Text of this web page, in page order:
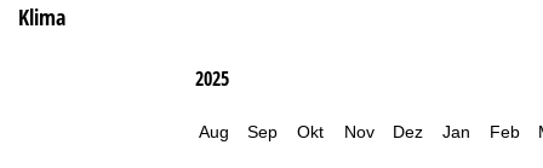
Klima
2025
Aug Sep Okt Nov Dez Jan Feb